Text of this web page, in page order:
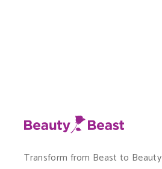
Transform from Beast to Beauty